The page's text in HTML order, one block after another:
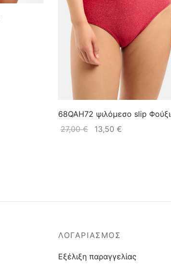
68QAH72 ψιλόμεσο slip
27,00€ 13,50 €
ΛΟΓΑΡΙΑΣΜΟΣ
Εξέλιξη παραγγελίας